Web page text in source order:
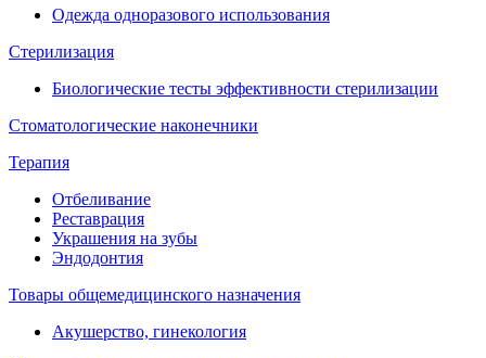
Одежда одноразового использования
Стерилизация
Биологические тесты эффективности стерилизации
Стоматологические наконечники
Терапия
Отбеливание
Реставрация
Украшения на зубы
Эндодонтия
Товары общемедицинского назначения
Акушерство, гинекология